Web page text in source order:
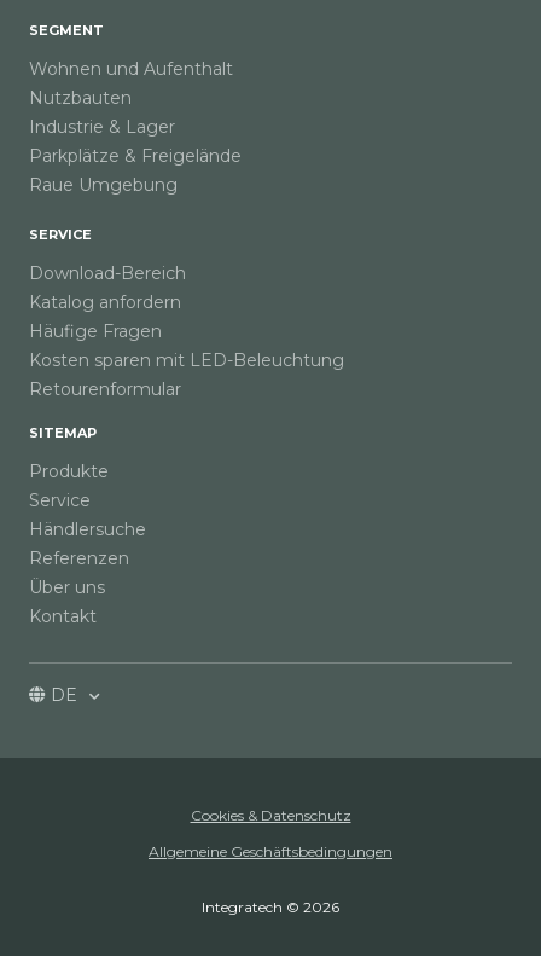
SEGMENT
Wohnen und Aufenthalt
Nutzbauten
Industrie & Lager
Parkplätze & Freigelände
Raue Umgebung
SERVICE
Download-Bereich
Katalog anfordern
Häufige Fragen
Kosten sparen mit LED-Beleuchtung
Retourenformular
SITEMAP
Produkte
Service
Händlersuche
Referenzen
Über uns
Kontakt
DE
Cookies & Datenschutz
Allgemeine Geschäftsbedingungen
Integratech © 2026